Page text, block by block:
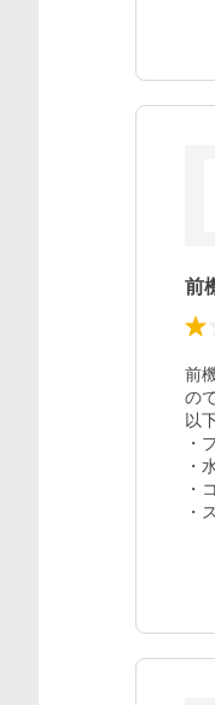
前
前
の
以
・
・
・
・